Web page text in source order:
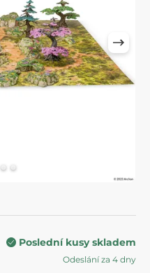
Poslední kusy skladem
Odeslání za 4 dny